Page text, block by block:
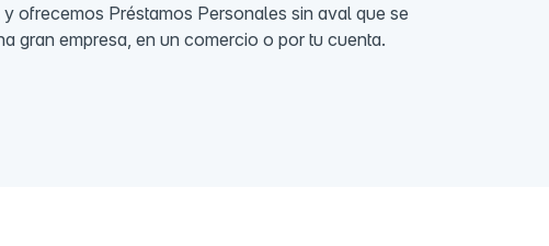
ofrecemos Préstamos Personales sin aval que se
gran empresa, en un comercio o por tu cuenta.